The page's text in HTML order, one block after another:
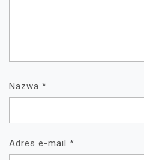
Nazwa *
Adres e-mail *